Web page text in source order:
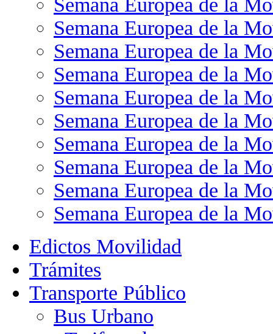
Semana Europea de la
Semana Europea de la
Semana Europea de la
Semana Europea de la
Semana Europea de la
Semana Europea de la
Semana Europea de la
Semana Europea de la
Semana Europea de la
Edictos Movilidad
Trámites
Transporte Público
Bus Urbano